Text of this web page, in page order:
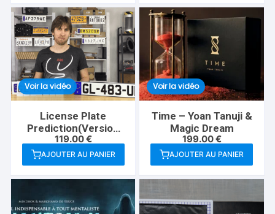
Voir la vidéo
License Plate
Prediction(Version
Française)-Martin
Andersen
119.00€
AJOUTER AU PANIER
Voir la vidéo
Time – Yoan Tanuji &
Magic Dream
199.00€
AJOUTER AU PANIER